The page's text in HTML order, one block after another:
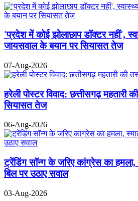
'प्रदेश में कोई झोलाछाप डॉक्टर नहीं',
जायसवाल के बयान पर सियासत तेज
07-Aug-2026
हरेली पोस्टर विवाद: छत्तीसगढ़ महतारी
सियासत तेज
06-Aug-2026
ट्रेंडिंग सॉन्ग के जरिए कांग्रेस का हमला,
बिल पर उठाए सवाल
03-Aug-2026